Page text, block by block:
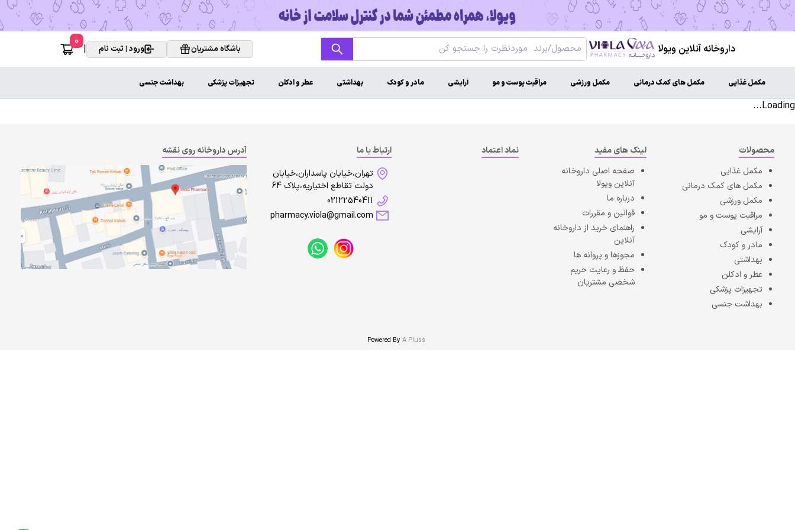
داروخانه آنلاین ویولا باشگاه مشتریان ورود | ثبت نام |
0
مکمل غذایی مکمل های کمک درمانی مکمل ورزشی مراقبت پوست و مو آرایشی مادر و کودک بهداشتی عطر و ادکلن تجهیزات پزشکی بهداشت جنسی
Loading...
محصولات
مکمل غذایی
مکمل های کمک درمانی
مکمل ورزشی
مراقبت پوست و مو
آرایشی
مادر و کودک
بهداشتی
عطر و ادکلن
تجهیزات پزشکی
بهداشت جنسی
لینک های مفید
صفحه اصلی داروخانه
آنلاین ویولا
درباره ما
قوانین و مقررات
راهنمای خرید از داروخانه
آنلاین
مجوزها و پروانه ها
حفظ و رعایت حریم
شخصی مشتریان
نماد اعتماد
ارتباط با ما
تهران،خیابان پاسداران،خیابان
دولت تقاطع اختیاریه،پلاک 64
02122540411
pharmacy.viola@gmail.com
آدرس داروخانه روی نقشه
A Pluss
Powered By